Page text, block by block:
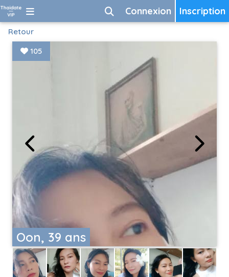
Inscription
Connexion
Retour
Oon, 39 ans
105